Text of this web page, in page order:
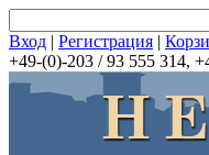
Вход | Регистрация |
+49-(0)-203 / 93 555 314,